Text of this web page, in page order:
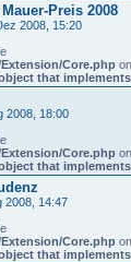
Preis 2008
2008, 15:20
Core.php
that
2008, 18:00
Core.php
that
2008, 14:47
Core.php
that